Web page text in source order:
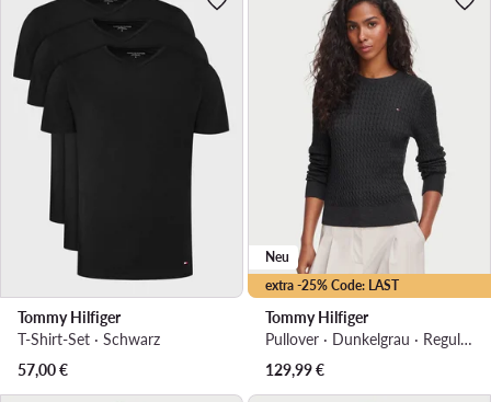
Tommy Hilfiger
T-Shirt-Set · Schwarz
57,00€
extra -25% Code: LAST
Neu
Tommy Hilfiger
Pullover · Dunkelgrau · Regular Fit
129,99€